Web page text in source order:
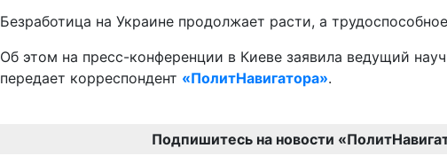
Безработица на Украине продолжает расти, а
Об этом на пресс-конференции в Киеве заявила ведущий
передает корреспондент «ПолитНавигатора».
Подпишитесь на новости